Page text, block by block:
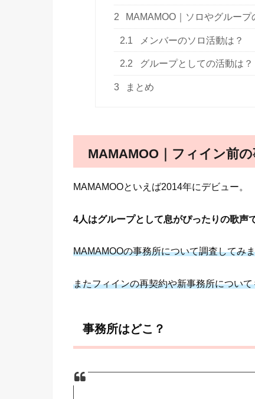
2 MAMAMOO｜ソロやグループ
2.1 メンバーのソロ活動は？
2.2 グループとしての活動は？
3 まとめ
MAMAMOO｜フィイン前
MAMAMOOといえば2014年にデビュー。
4人はグループとして息がぴったりの歌声
MAMAMOOの事務所について調査してみ
またフィインの再契約や新事務所につい
事務所はどこ？